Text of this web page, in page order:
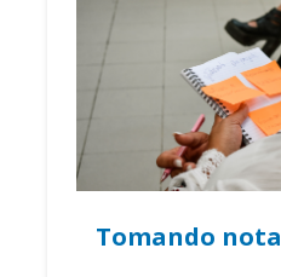
Tomando nota